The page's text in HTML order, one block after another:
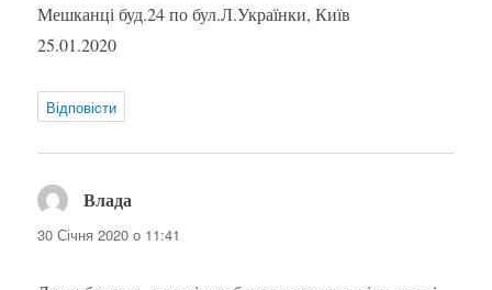
Мешканці буд.24 по бул.Л.Українки, Київ
25.01.2020
Відповіcти
Влада
30 Січня 2020 о 11:41